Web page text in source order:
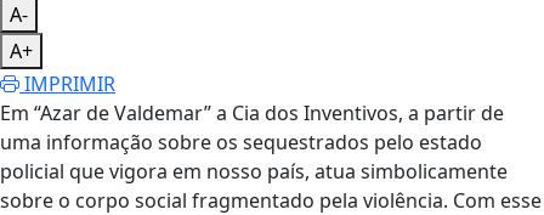
A-
A+
IMPRIMIR
Em “Azar de Valdemar” a Cia dos Inventivos, a partir de
uma informação sobre os sequestrados pelo estado
policial que vigora em nosso país, atua simbolicamente
sobre o corpo social fragmentado pela violência. Com esse